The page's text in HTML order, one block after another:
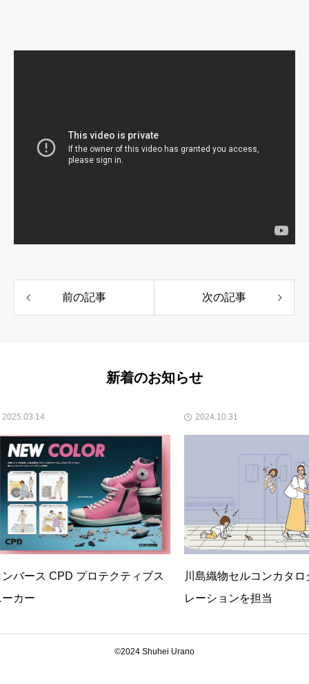
前の記事 次の記事
新着のお知らせ
テクティブス
川島織物セルコンカタログイラスト
レーションを担当
©2024 Shuhei Urano